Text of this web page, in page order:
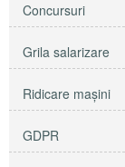
Concursuri
Grila salarizare
Ridicare maşini
GDPR